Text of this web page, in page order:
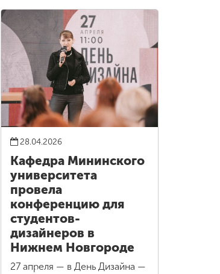
28.04.2026
Кафедра Мининского
университета
провела
конференцию для
студентов-
дизайнеров в
Нижнем Новгороде
27 апреля — в День Дизайна —